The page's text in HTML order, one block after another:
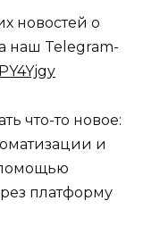
новостей о
наш Telegram-
что-то новое:
и
платформу